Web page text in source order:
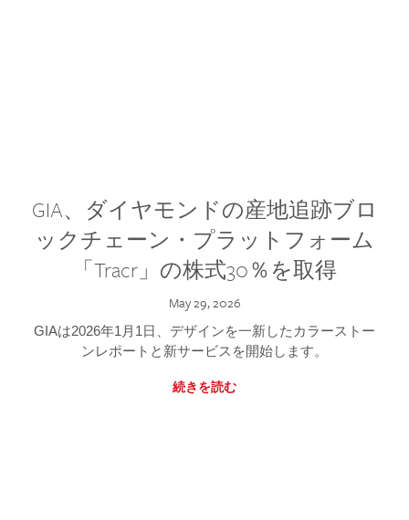
GIA、ダイヤモンドの産地追跡ブロ
ックチェーン・プラットフォーム
「Tracr」の株式30％を取得
May 29, 2026
GIAは2026年1月1日、デザインを一新したカラーストー
ンレポートと新サービスを開始します。
続きを読む